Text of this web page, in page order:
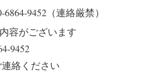
6864-9452 （連絡厳禁）
容がございます
9452
絡ください